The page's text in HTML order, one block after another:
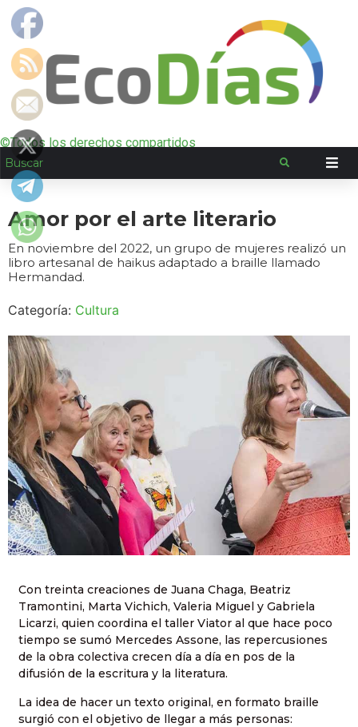
©Todos los derechos compartidos
Amor por el arte literario
En noviembre del 2022, un grupo de mujeres realizó un
libro artesanal de haikus adaptado a braille llamado
Hermandad.
Categoría: Cultura
Con treinta creaciones de Juana Chaga, Beatriz
Tramontini, Marta Vichich, Valeria Miguel y Gabriela
Licarzi, quien coordina el taller Viator al que hace poco
tiempo se sumó Mercedes Assone, las repercusiones
de la obra colectiva crecen día a día en pos de la
difusión de la escritura y la literatura.
La idea de hacer un texto original, en formato braille
surgió con el objetivo de llegar a más personas: